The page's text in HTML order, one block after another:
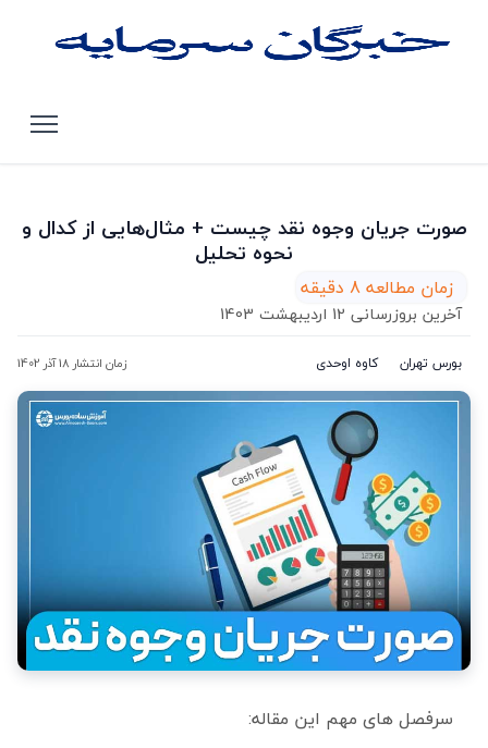
صورت جریان وجوه نقد چیست + مثال‌هایی از کدال و نحوه
صورت جریان وجوه نقد چیست + مثال‌هایی از کدال و
نحوه تحلیل
زمان مطالعه 8 دقیقه
آخرین بروزرسانی 12 اردیبهشت 1403
بورس تهران کاوه اوحدی زمان انتشار 18 آذر 1402
سرفصل های مهم این مقاله: